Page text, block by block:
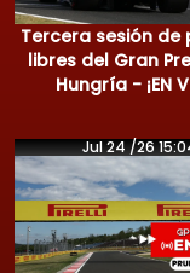
Tercera sesión de
libres del Gran
Hungría - ¡EN
Jul 24 /26